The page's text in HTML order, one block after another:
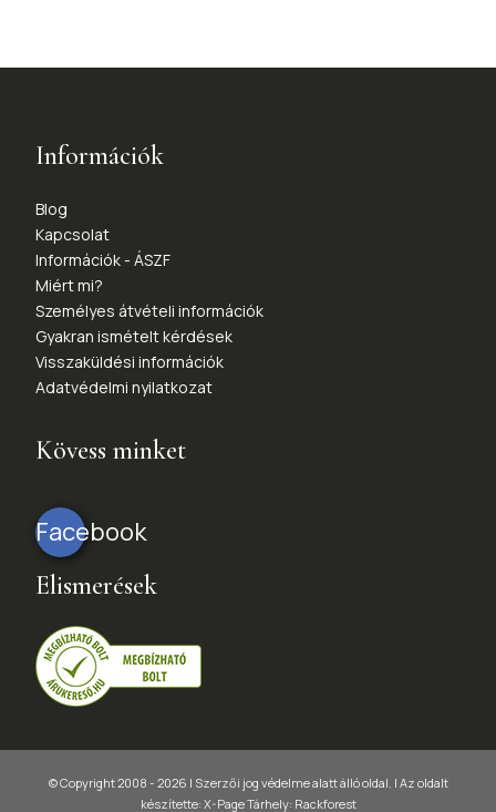
Információk
Blog
Kapcsolat
Információk - ÁSZF
Miért mi?
Személyes átvételi információk
Gyakran ismételt kérdések
Visszaküldési információk
Adatvédelmi nyilatkozat
Kövess minket
Facebook
Elismerések
© Copyright 2008 - 2026 | Szerzői jog védelme alatt álló oldal. | Az oldalt
készítette: X-PageTárhely: Rackforest